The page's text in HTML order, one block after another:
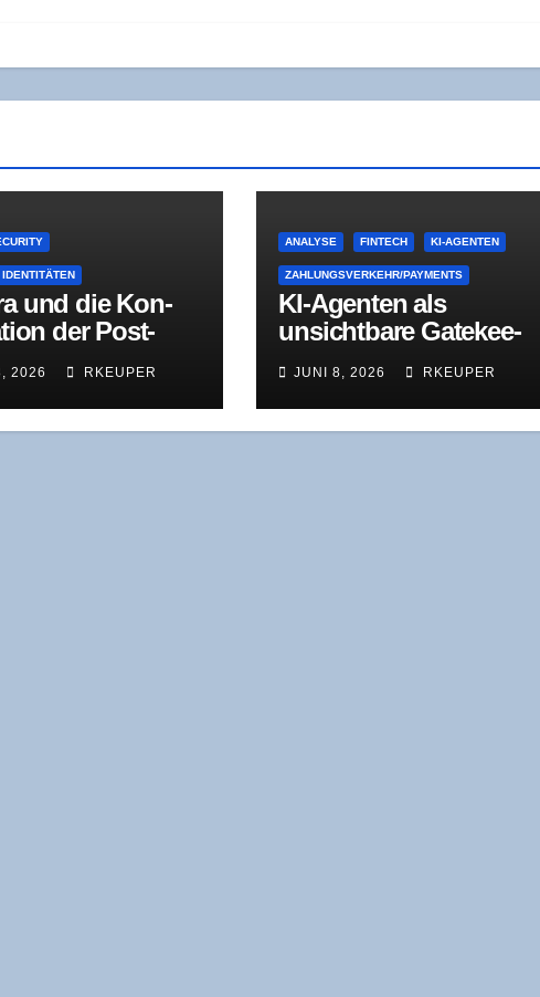
und die Kon­
der Post-
2026 RKEUPER
ANALYSE FINTECH KI-AGENTEN
ZAHLUNGSVERKEHR/PAYMENTS
KI-Agen­ten als
unsicht­ba­re Gate­kee­
2040” rich­tig sieht und
was es verschweigt
JUNI 8, 2026 RKEUPER